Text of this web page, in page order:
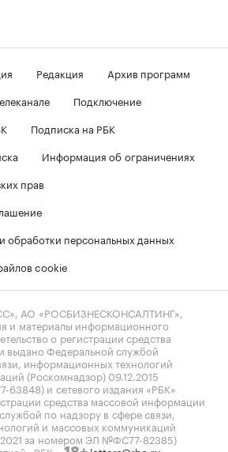
Редакция
Архив программ
Подключение
Подписка на РБК
Информация об ограничениях
прав
обработки персональных данных
cookie
АО «РОСБИЗНЕСКОНСАЛТИНГ»,
и материалы информационного
о регистрации средства
выдано Федеральной службой
информационных технологий
(Роскомнадзор) 09.12.2015
и сетевого издания «РБК»
средства массовой информации
по надзору в сфере связи,
и массовых коммуникаций
за номером ЭЛ №ФС77-82385)